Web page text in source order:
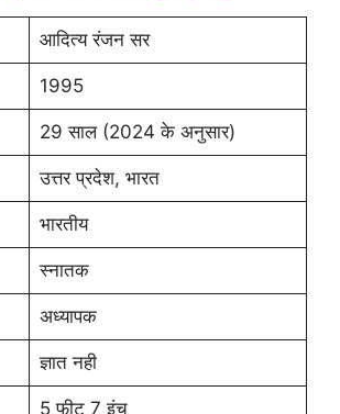
आदित्य रंजन सर
1995
29 साल (2024 के अनुसार)
उत्तर प्रदेश, भारत
भारतीय
स्नातक
अध्यापक
ज्ञात नही
5 फीट 7 इंच